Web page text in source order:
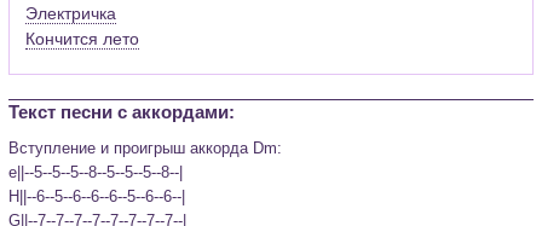
Электричка
Кончится лето
Текст песни c аккордами:
Вступление и проигрыш аккорда Dm:
e||--5--5--5--8--5--5--5--8--|
H||--6--5--6--6--6--5--6--6--|
G||--7--7--7--7--7--7--7--7--|